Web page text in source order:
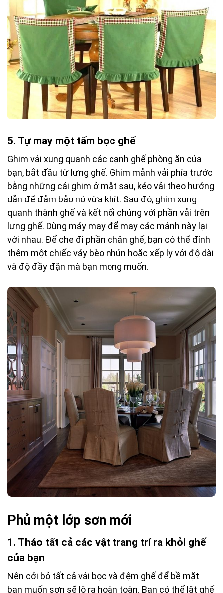
5. Tự may một tấm bọc ghế
Ghim vải xung quanh các cạnh ghế phòng ăn của
bạn, bắt đầu từ lưng ghế. Ghim mảnh vải phía trước
bằng những cái ghim ở mặt sau, kéo vải theo hướng
dẫn để đảm bảo nó vừa khít. Sau đó, ghim xung
quanh thành ghế và kết nối chúng với phần vải trên
lưng ghế. Dùng máy may để may các mảnh này lại
với nhau. Để che đi phần chân ghế, bạn có thể đính
thêm một chiếc váy bèo nhún hoặc xếp ly với độ dài
và độ đầy đặn mà bạn mong muốn.
Phủ một lớp sơn mới
1. Tháo tất cả các vật trang trí ra khỏi ghế
của bạn
Nên cởi bỏ tất cả vải bọc và đệm ghế để bề mặt
bạn muốn sơn sẽ lộ ra hoàn toàn. Bạn có thể lật ghế